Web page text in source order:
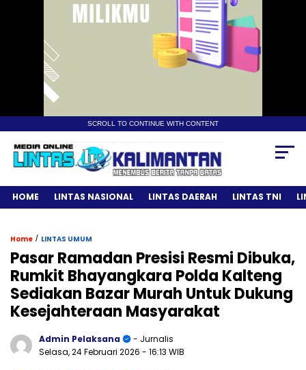
SCROLL TO CONTINUE WITH CONTENT
HOME LINTAS NASIONAL LINTAS DAERAH LINTAS TNI
Home / LINTAS UMUM
Pasar Ramadan Presisi Resmi Dibuka,
Rumkit Bhayangkara Polda Kalteng
Sediakan Bazar Murah Untuk Dukung
Kesejahteraan Masyarakat
Admin Pelaksana
- Jurnalis
Selasa, 24 Februari 2026 - 16:13 WIB